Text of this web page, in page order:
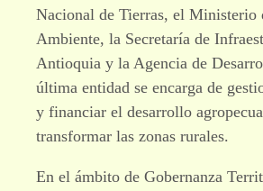
Nacional de Tierras, el Ministerio
Ambiente, la Secretaría de
Antioquia y la Agencia de
última entidad se encarga de
y financiar el desarrollo
transformar las zonas rurales.
En el ámbito de Gobernanza